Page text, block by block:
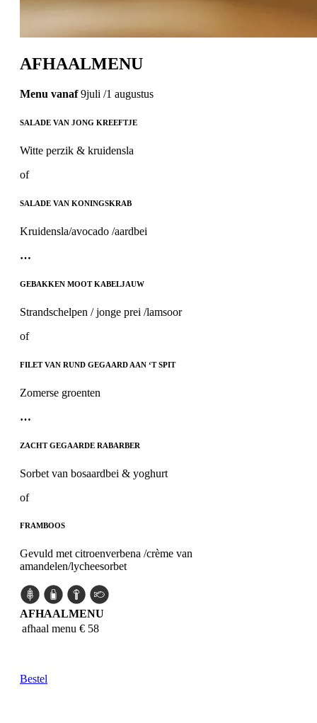
AFHAALMENU
Menu vanaf9juli /1 augustus
SALADE VAN JONG KREEFTJE
Witte perzik & kruidensla
of
SALADE VAN KONINGSKRAB
Kruidensla/avocado /aardbei
…
GEBAKKEN MOOT KABELJAUW
Strandschelpen / jonge prei /lamsoor
of
FILET VAN RUND GEGAARD AAN ‘T SPIT
Zomerse groenten
…
ZACHT GEGAARDE RABARBER
Sorbet van bosaardbei & yoghurt
of
FRAMBOOS
Gevuld met citroenverbena /crème van
amandelen/lycheesorbet
AFHAALMENU
afhaal menu € 58
Bestel